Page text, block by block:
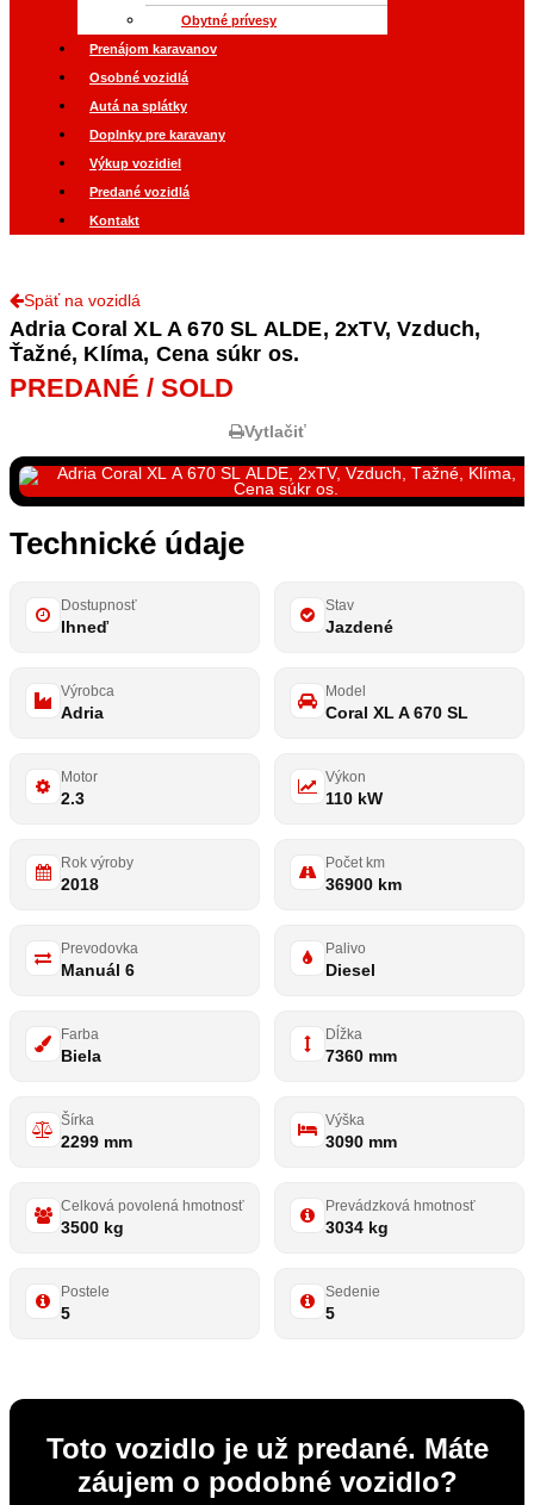
Obytné prívesy
Prenájom karavanov
Osobné vozidlá
Autá na splátky
Doplnky pre karavany
Výkup vozidiel
Predané vozidlá
Kontakt
Späť na vozidlá
Adria Coral XL A 670 SL ALDE, 2xTV, Vzduch,
Ťažné, Klíma, Cena súkr os.
PREDANÉ / SOLD
Vytlačiť
Technické údaje
Dostupnosť
Ihneď
Stav
Jazdené
Výrobca
Adria
Model
Coral XL A 670 SL
Motor
2.3
Výkon
110 kW
Rok výroby
2018
Počet km
36900 km
Prevodovka
Manuál 6
Palivo
Diesel
Farba
Biela
Dĺžka
7360 mm
Šírka
2299 mm
Výška
3090 mm
Celková povolená hmotnosť
3500 kg
Prevádzková hmotnosť
3034 kg
Postele
5
Sedenie
5
Toto vozidlo je už predané. Máte
záujem o podobné vozidlo?